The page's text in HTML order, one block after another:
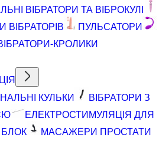
ВІБРАТОРИ ТА ВІБРОКУЛІ
ВІБРАТОРІВ
ПУЛЬСАТОРИ
КРОЛИКИ
КУЛЬКИ
ВІБРАТОРИ З
ЕЛЕКТРОСТИМУЛЯЦІЯ ДЛЯ
МАСАЖЕРИ ПРОСТАТИ